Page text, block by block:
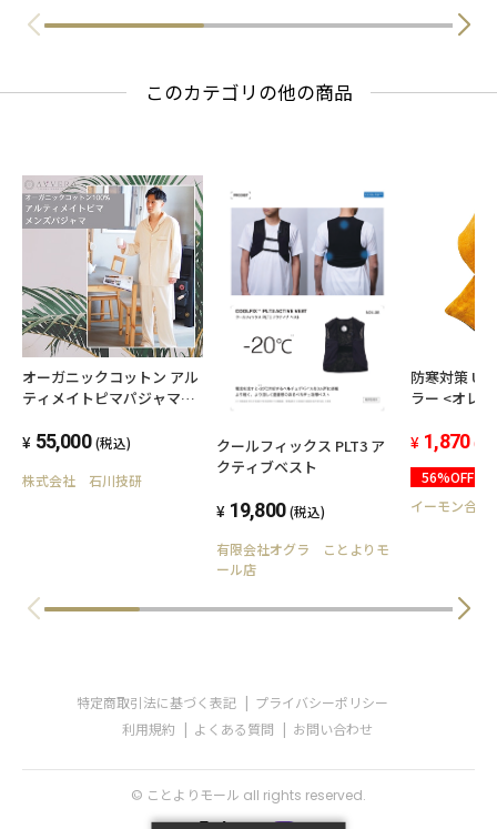
このカテゴリの他の商品
オーガニックコットン アル
ティメイトピマパジャマ
55,000 (税込)
株式会社 石川技研
クールフィックス PLT3 ア
クティブベスト
19,800 (税込)
有限会社オグラ ことよりモ
ール店
防寒対策
ラー <オレ
1,870 (税
56%OFF
イーモン合同
特定商取引法に基づく表記
プライバシーポリシー
利用規約
よくある質問 お問い合わせ
© ことよりモール all rights reserved.